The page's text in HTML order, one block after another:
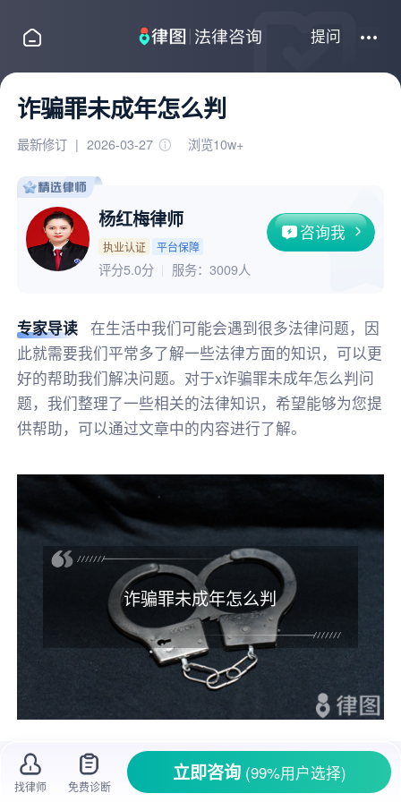
提问
诈骗罪未成年怎么判
最新修订 | 2026-03-27 浏览10w+
杨红梅律师
执业认证 平台保障
咨询我
评分5.0分 服务： 3009人
专家导读
在生活中我们可能会遇到很多法律问题，因
此就需要我们平常多了解一些法律方面的知识，可以更
好的帮助我们解决问题。对于x诈骗罪未成年怎么判问
题，我们整理了一些相关的法律知识，希望能够为您提
供帮助，可以通过文章中的内容进行了解。
诈骗罪未成年怎么判
未成年人 构成诈骗罪的，依法应从轻、减轻
处罚
，具体量刑要看 诈骗金额、手段等。
找律师 免费诊断
立即咨询 (99%用户选择)